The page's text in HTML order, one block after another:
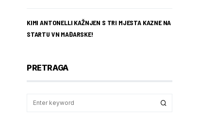
KIMI ANTONELLI KAŽNJEN S TRI MJESTA KAZNE NA
STARTU VN MAĐARSKE!
PRETRAGA